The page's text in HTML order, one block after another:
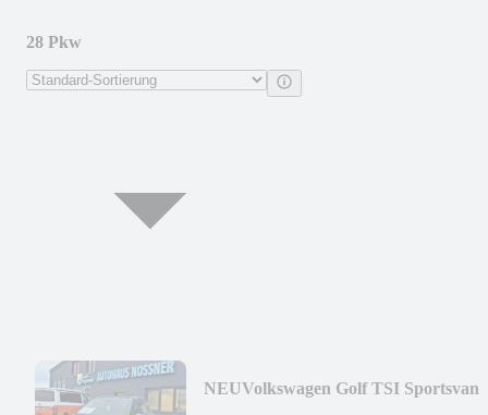
28 Pkw
NEUVolkswagen Golf TSI Sportsvan